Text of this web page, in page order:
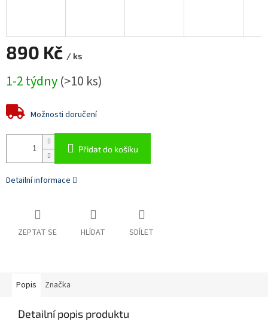
890 Kč / ks
cena:
1-2 týdny(>10 ks)
Možnosti doručení
Přidat do košíku
Detailní informace
ZEPTAT SE HLÍDAT SDÍLET
Popis Značka
Detailní popis produktu